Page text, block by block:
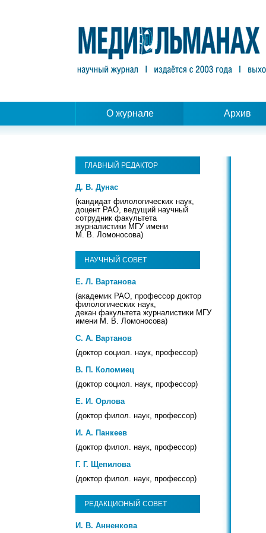
О журнале Архив
ГЛАВНЫЙ РЕДАКТОР
Д. В. Дунас
(кандидат филологических наук,
доцент РАО, ведущий научный
сотрудник факультета
журналистики МГУ имени
М. В. Ломоносова)
НАУЧНЫЙ СОВЕТ
Е. Л. Вартанова
(академик РАО, профессор доктор
филологических наук,
декан факультета журналистики МГУ
имени М. В. Ломоносова)
С. А. Вартанов
(доктор социол. наук, профессор)
В. П. Коломиец
(доктор социол. наук, профессор)
Е. И. Орлова
(доктор филол. наук, профессор)
И. А. Панкеев
(доктор филол. наук, профессор)
Г. Г. Щепилова
(доктор филол. наук, профессор)
РЕДАКЦИОНЫЙ СОВЕТ
И. В. Анненкова